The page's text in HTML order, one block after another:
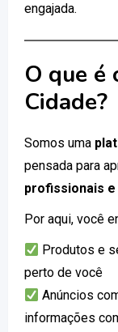
engajada.
O que é
Cidade?
Somos uma
pensada para
profissionais
Por aqui, você
Produtos e
perto de você
Anúncios
informações